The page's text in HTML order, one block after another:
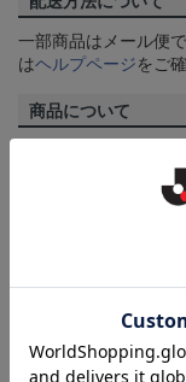
一部商品はメール便
はヘルプページをご
商品について
商品画像は、お使い
のメーカー・機種・
て見える場合がござ
取り扱い商品によっ
告なく変更になるこ
その他